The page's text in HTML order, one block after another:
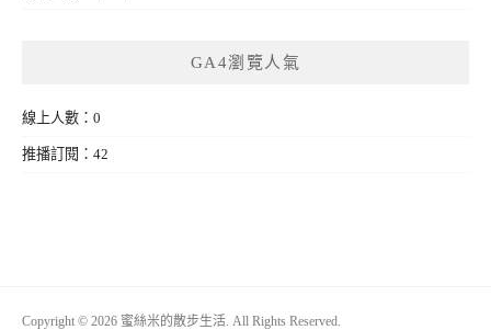
GA4瀏覽人氣
線上人數：0
推播訂閱：42
Copyright © 2026 蜜絲米的散步生活. All Rights Reserved.